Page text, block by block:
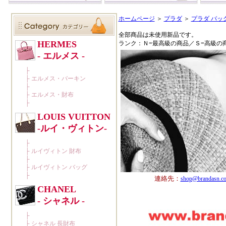
ホームページ ＞ プラダ＞ プラダ バッ
全部商品は未使用新品です。
ランク：Ｎ=最高級の商品／Ｓ=高級の
連絡先：